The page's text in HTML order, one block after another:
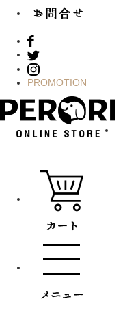
PROMOTION